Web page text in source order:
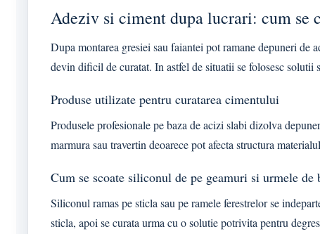
Adeziv si ciment dupa lucrari: cum se
Dupa montarea gresiei sau faiantei pot ramane depuneri de
devin dificil de curatat. In astfel de situatii se folosesc solutii
Produse utilizate pentru curatarea cimentului
Produsele profesionale pe baza de acizi slabi dizolva
marmura sau travertin deoarece pot afecta structura
Cum se scoate siliconul de pe geamuri si urmele de
Siliconul ramas pe sticla sau pe ramele ferestrelor se
sticla, apoi se curata urma cu o solutie potrivita pentru